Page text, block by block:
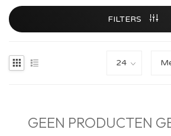
FILTERS
GEEN PRODUCTEN